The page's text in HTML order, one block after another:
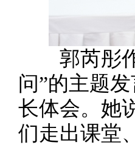
郭芮彤作
问”的主题
长体会。她
们走出课堂